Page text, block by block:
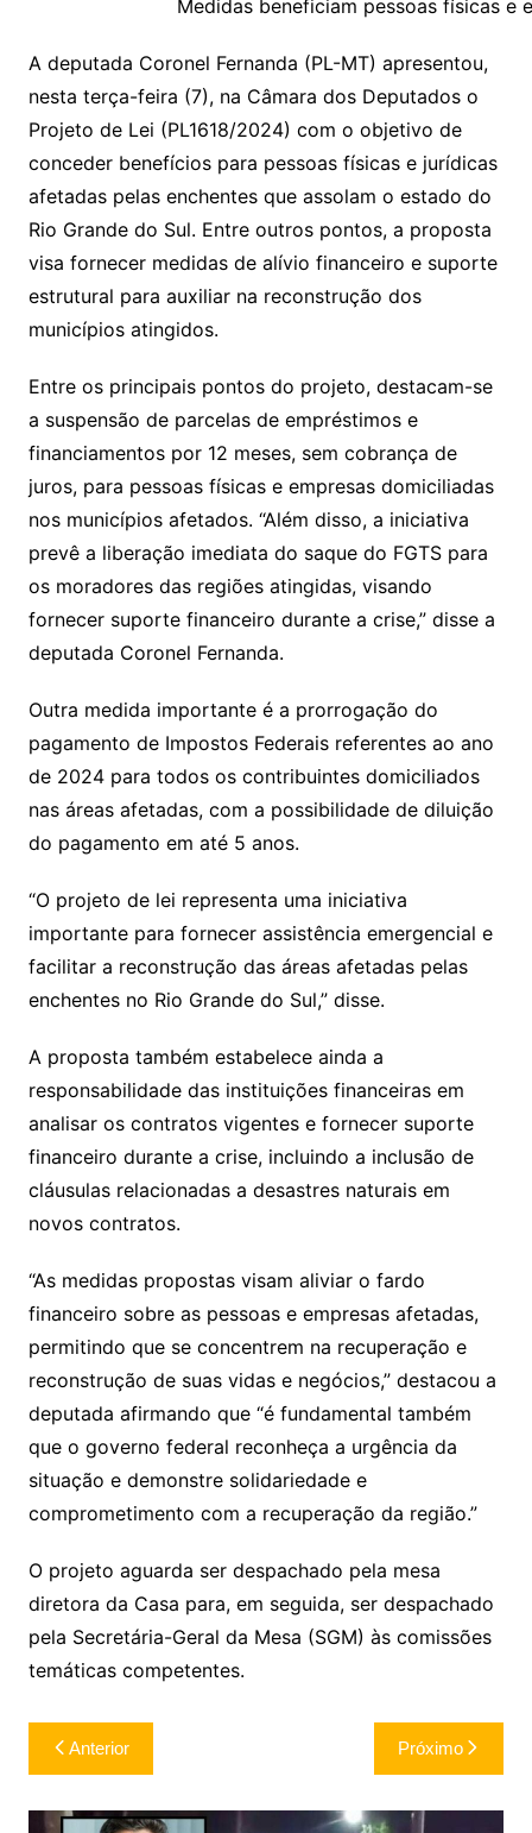
Li
n
k
A
p
p
gr
a
m
e
dI
n
l
gl
e
Cl
a
s
sr
o
o
s
s
a
g
e
o
k.
c
o
m
y
p
e
h
o
o
M
ai
l
e
a
d
s
ai
l
ar
e
Medidas beneficiam pessoas físicas e
A deputada Coronel Fernanda (PL-MT) apresentou,
nesta terça-feira (7), na Câmara dos Deputados o
Projeto de Lei (PL1618/2024) com o objetivo de
conceder benefícios para pessoas físicas e jurídicas
afetadas pelas enchentes que assolam o estado do
Rio Grande do Sul. Entre outros pontos, a proposta
visa fornecer medidas de alívio financeiro e suporte
estrutural para auxiliar na reconstrução dos
municípios atingidos.
Entre os principais pontos do projeto, destacam-se
a suspensão de parcelas de empréstimos e
financiamentos por 12 meses, sem cobrança de
juros, para pessoas físicas e empresas domiciliadas
nos municípios afetados. “Além disso, a iniciativa
prevê a liberação imediata do saque do FGTS para
os moradores das regiões atingidas, visando
fornecer suporte financeiro durante a crise,” disse a
deputada Coronel Fernanda.
Outra medida importante é a prorrogação do
pagamento de Impostos Federais referentes ao ano
de 2024 para todos os contribuintes domiciliados
nas áreas afetadas, com a possibilidade de diluição
do pagamento em até 5 anos.
“O projeto de lei representa uma iniciativa
importante para fornecer assistência emergencial e
facilitar a reconstrução das áreas afetadas pelas
enchentes no Rio Grande do Sul,” disse.
A proposta também estabelece ainda a
responsabilidade das instituições financeiras em
analisar os contratos vigentes e fornecer suporte
financeiro durante a crise, incluindo a inclusão de
cláusulas relacionadas a desastres naturais em
novos contratos.
“As medidas propostas visam aliviar o fardo
financeiro sobre as pessoas e empresas afetadas,
permitindo que se concentrem na recuperação e
reconstrução de suas vidas e negócios,” destacou a
deputada afirmando que “é fundamental também
que o governo federal reconheça a urgência da
situação e demonstre solidariedade e
comprometimento com a recuperação da região.”
O projeto aguarda ser despachado pela mesa
diretora da Casa para, em seguida, ser despachado
pela Secretária-Geral da Mesa (SGM) às comissões
temáticas competentes.
Navegação
de
Post
Anterior Próximo